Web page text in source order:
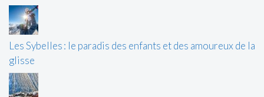
Les Sybelles : le paradis des enfants et des amoureux de la
glisse